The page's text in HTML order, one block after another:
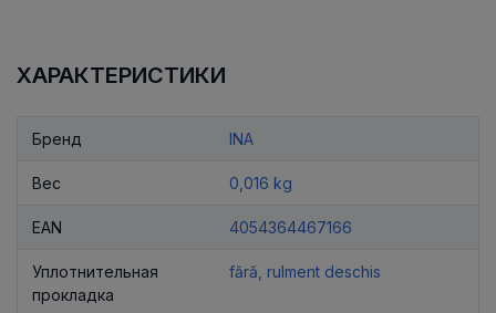
ХАРАКТЕРИСТИКИ
Бренд INA
Вес 0,016 kg
EAN 4054364467166
Уплотнительная
прокладка
fără, rulment deschis